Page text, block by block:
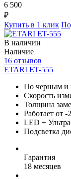
6 500
₽
Купить в 1 клик
В наличии
Наличие
16 отзывов
ETARI ET-555
По черным и
Скорость
Толщина
Работает от -
LED +
Подсветка
Гарантия
18 месяцев